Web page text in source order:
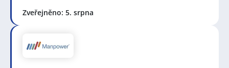
Zveřejněno: 5. srpna